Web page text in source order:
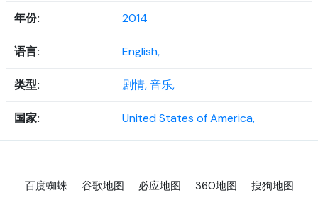
年份: 2014
语言: English,
类型: 剧情,音乐,
国家: United States of America,
百度蜘蛛 谷歌地图 必应地图 360地图 搜狗地图